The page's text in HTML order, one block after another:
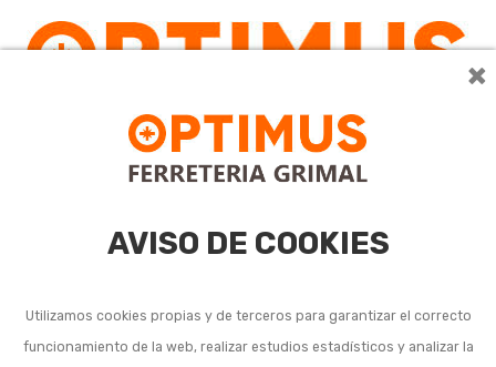
×
AVISO DE COOKIES
Utilizamos cookies propias y de terceros para garantizar el correcto
funcionamiento de la web, realizar estudios estadísticos y analizar la